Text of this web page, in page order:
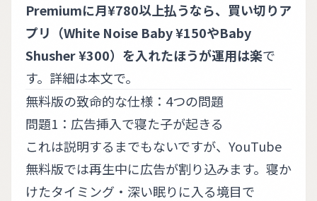
Premiumに月¥780以上払うなら、買い切りア
プリ（White Noise Baby ¥150やBaby
Shusher ¥300）を入れたほうが運用は楽で
す。詳細は本文で。
無料版の致命的な仕様：4つの問題
問題1：広告挿入で寝た子が起きる
これは説明するまでもないですが、YouTube
無料版では再生中に広告が割り込みます。寝か
けたタイミング・深い眠りに入る境目で